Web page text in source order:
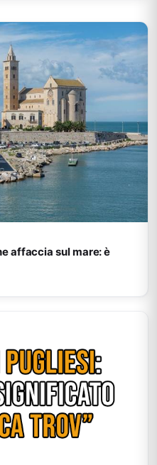
affaccia sul mare: è